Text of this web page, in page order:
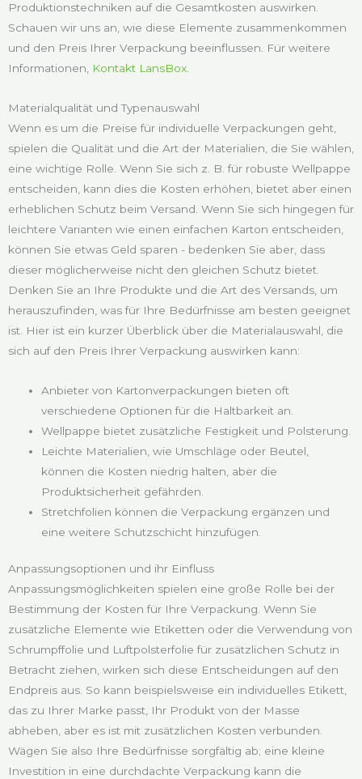
Produktionstechniken auf die Gesamtkosten auswirken.
Schauen wir uns an, wie diese Elemente zusammenkommen
und den Preis Ihrer Verpackung beeinflussen. Für weitere
Informationen,
Kontakt LansBox
Materialqualität und Typenauswahl
Wenn es um die Preise für individuelle Verpackungen geht,
spielen die Qualität und die Art der Materialien, die Sie wählen,
eine wichtige Rolle. Wenn Sie sich z. B. für robuste Wellpappe
entscheiden, kann dies die Kosten erhöhen, bietet aber einen
erheblichen Schutz beim Versand. Wenn Sie sich hingegen für
leichtere Varianten wie einen einfachen Karton entscheiden,
können Sie etwas Geld sparen - bedenken Sie aber, dass
dieser möglicherweise nicht den gleichen Schutz bietet.
Denken Sie an Ihre Produkte und die Art des Versands, um
herauszufinden, was für Ihre Bedürfnisse am besten geeignet
ist. Hier ist ein kurzer Überblick über die Materialauswahl, die
sich auf den Preis Ihrer Verpackung auswirken kann:
Anbieter von Kartonverpackungen bieten oft
verschiedene Optionen für die Haltbarkeit an.
Wellpappe bietet zusätzliche Festigkeit und Polsterung.
Leichte Materialien, wie Umschläge oder Beutel,
können die Kosten niedrig halten, aber die
Produktsicherheit gefährden.
Stretchfolien können die Verpackung ergänzen und
eine weitere Schutzschicht hinzufügen.
Anpassungsoptionen und ihr Einfluss
Anpassungsmöglichkeiten spielen eine große Rolle bei der
Bestimmung der Kosten für Ihre Verpackung. Wenn Sie
zusätzliche Elemente wie Etiketten oder die Verwendung von
Schrumpffolie und Luftpolsterfolie für zusätzlichen Schutz in
Betracht ziehen, wirken sich diese Entscheidungen auf den
Endpreis aus. So kann beispielsweise ein individuelles Etikett,
das zu Ihrer Marke passt, Ihr Produkt von der Masse
abheben, aber es ist mit zusätzlichen Kosten verbunden.
Wägen Sie also Ihre Bedürfnisse sorgfältig ab; eine kleine
Investition in eine durchdachte Verpackung kann die